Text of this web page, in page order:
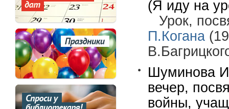
(Я иду на
Урок,
П.Когана
Шуминова
вечер,
войны,